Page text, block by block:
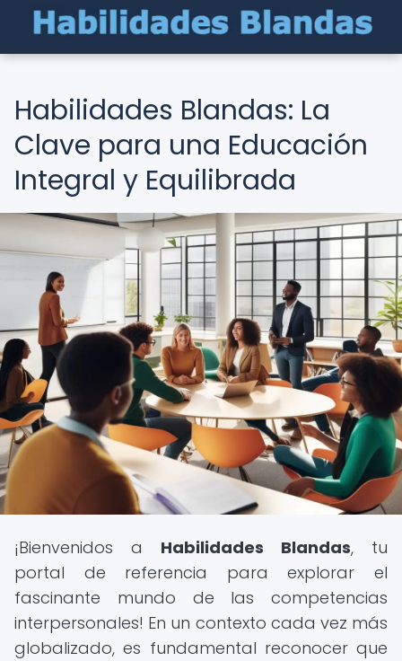
Habilidades Blandas: La
Clave para una Educación
Integral y Equilibrada
¡Bienvenidos a Habilidades Blandas, tu
portal de referencia para explorar el
fascinante mundo de las competencias
interpersonales! En un contexto cada vez más
globalizado, es fundamental reconocer que